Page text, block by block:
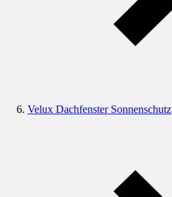
Velux Dachfenster Sonnenschutz